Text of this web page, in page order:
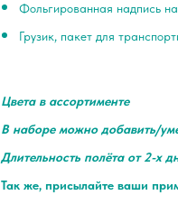
Фольгированная надпись
Грузик, пакет для
Цвета в ассортименте
В наборе можно добавить/
Длительность полёта от 2-х
Так же, присылайте ваши